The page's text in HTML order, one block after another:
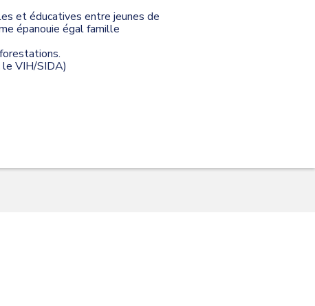
et éducatives entre jeunes de
épanouie égal famille
VIH/SIDA)